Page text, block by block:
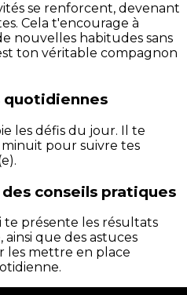
se renforcent, devenant
Cela t'encourage à
nouvelles habitudes sans
ton véritable compagnon
quotidiennes
les défis du jour. Il te
pour suivre tes
conseils pratiques
te présente les résultats
que des astuces
les mettre en place